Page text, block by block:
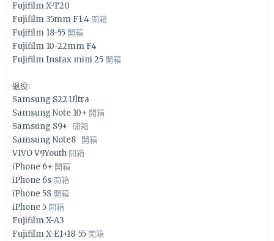
Fujifilm X-T20
Fujifilm 35mm F1.4 開箱
Fujifilm 18-55 開箱
Fujifilm 10-22mm F4
Fujifilm Instax mini 25 開箱
退役:
Samsung S22 Ultra
Samsung Note 10+ 開箱
Samsung S9+ 開箱
Samsung Note8 開箱
VIVO V9Youth 開箱
iPhone 6+ 開箱
iPhone 6s 開箱
iPhone 5S 開箱
iPhone 5 開箱
Fujifilm X-A3
Fujifilm X-E1+18-55 開箱